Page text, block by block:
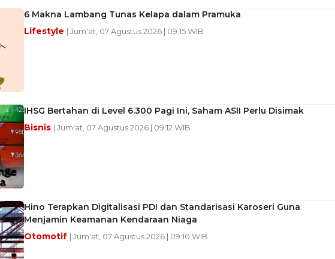
6 Makna Lambang Tunas Kelapa dalam Pramuka
Lifestyle | Jum'at, 07 Agustus 2026 | 09:15 WIB
IHSG Bertahan di Level 6.300 Pagi Ini, Saham ASII Perlu Disimak
Bisnis | Jum'at, 07 Agustus 2026 | 09:12 WIB
Hino Terapkan Digitalisasi PDI dan Standarisasi Karoseri Guna
Menjamin Keamanan Kendaraan Niaga
Otomotif | Jum'at, 07 Agustus 2026 | 09:10 WIB